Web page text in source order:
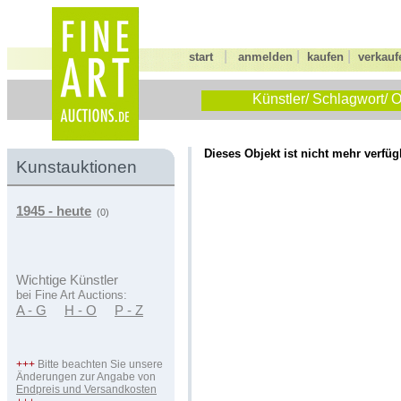
start anmelden kaufen
Künstler/ Schlagwort/
Kunstauktionen
1945 - heute (0)
Wichtige Künstler
bei Fine Art Auctions:
A - G H - O P - Z
+++ Bitte beachten Sie unsere
Änderungen zur Angabe von
Endpreis und Versandkosten
Dieses Objekt ist nicht mehr